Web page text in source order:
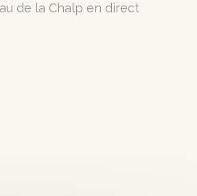
de la Chalp en direct